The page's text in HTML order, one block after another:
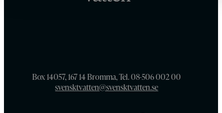
Box 14057, 167 14 Bromma, Tel. 08-506 002 00
svensktvatten@svensktvatten.se